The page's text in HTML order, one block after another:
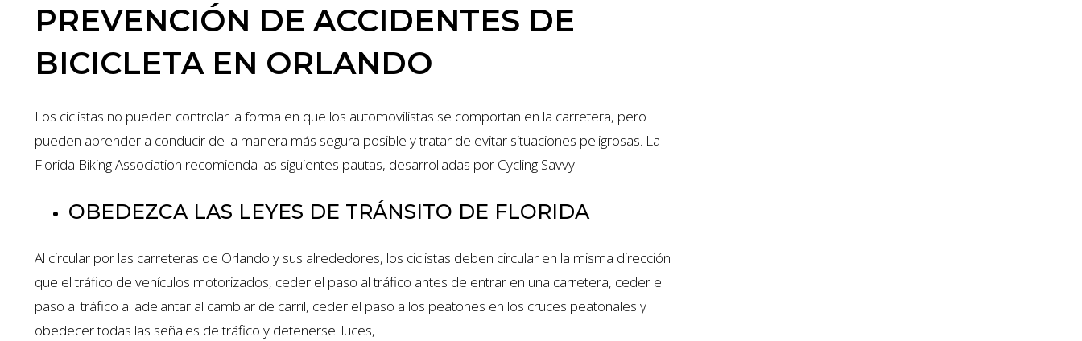
PREVENCIÓN DE ACCIDENTES DE
BICICLETA EN ORLANDO
Los ciclistas no pueden controlar la forma en que los automovilistas se comportan en la carretera, pero
pueden aprender a conducir de la manera más segura posible y tratar de evitar situaciones peligrosas. La
Florida Biking Association recomienda las siguientes pautas, desarrolladas por Cycling Savvy:
OBEDEZCA LAS LEYES DE TRÁNSITO DE FLORIDA
Al circular por las carreteras de Orlando y sus alrededores, los ciclistas deben circular en la misma dirección
que el tráfico de vehículos motorizados, ceder el paso al tráfico antes de entrar en una carretera, ceder el
paso al tráfico al adelantar al cambiar de carril, ceder el paso a los peatones en los cruces peatonales y
obedecer todas las señales de tráfico y detenerse. luces,